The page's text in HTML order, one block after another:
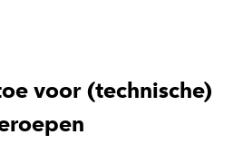
voor (technische)